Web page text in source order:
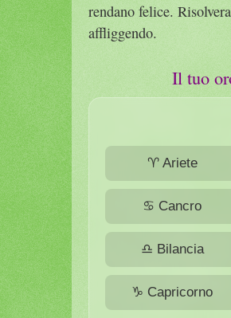
rendano felice.
affliggendo.
Il tuo
♈ Ariete
♋ Cancro
♎ Bilancia
♑ Capricorno